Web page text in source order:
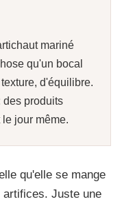
mariné
qu'un bocal
d'équilibre.
des produits
jour même.
qu'elle se mange
Juste une